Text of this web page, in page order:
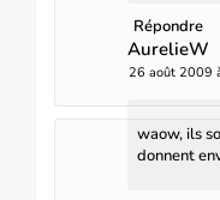
Répondre
AurelieW
26 août 2009
waow, ils
donnent